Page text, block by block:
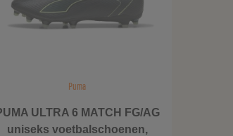
Puma
ULTRA 6 MATCH FG/AG
uniseks voetbalschoenen,